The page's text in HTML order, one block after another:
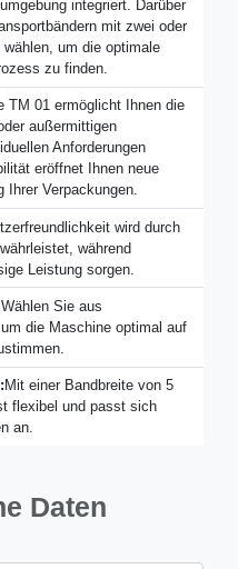
integriert. Darüber
mit zwei oder
um die optimale
zu finden.
TM 01 ermöglicht Ihnen die
außermittigen
Anforderungen
eröffnet Ihnen neue
Ihrer Verpackungen.
wird durch
während
Leistung sorgen.
Wählen Sie aus
die Maschine optimal auf
Mit einer Bandbreite von 5
flexibel und passt sich
an.
Daten